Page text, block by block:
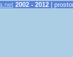
2002 - 2012 |